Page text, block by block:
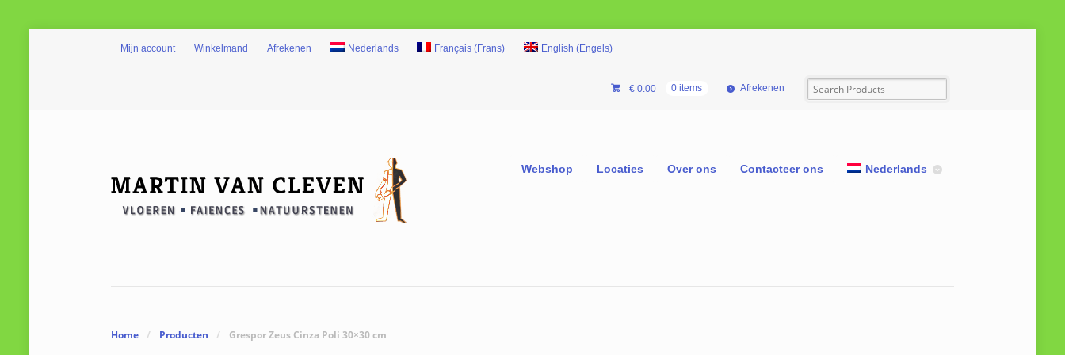
Mijn account Winkelmand Afrekenen Nederlands Français (Frans) English (Engels)
€0.00 0 items Afrekenen
Webshop Locaties Over ons Contacteer ons Nederlands
Home / Producten / Grespor Zeus Cinza Poli 30×30 cm